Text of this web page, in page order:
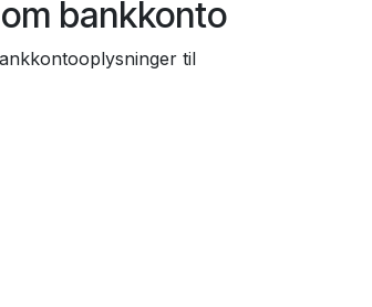
bankkonto
til